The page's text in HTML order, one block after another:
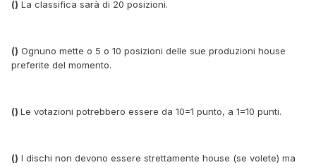
() La classifica sarà di 20 posizioni.
() Ognuno mette o 5 o 10 posizioni delle sue produzioni house
preferite del momento.
() Le votazioni potrebbero essere da 10=1 punto, a 1=10 punti.
() I dischi non devono essere strettamente house (se volete) ma